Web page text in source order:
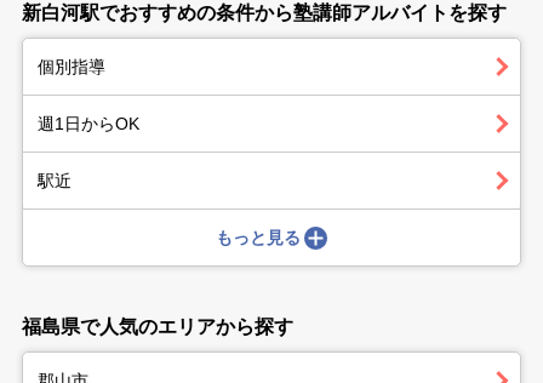
新白河駅でおすすめの条件から塾講師アルバイトを探す
個別指導
週1日からOK
駅近
もっと見る
福島県で人気のエリアから探す